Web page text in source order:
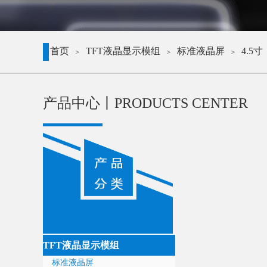
首页 ＞ TFT液晶显示模组 ＞ 标准液晶屏 ＞ 4.5寸
产品中心丨 PRODUCTS CENTER
TFT液晶显示模组
标准液晶屏